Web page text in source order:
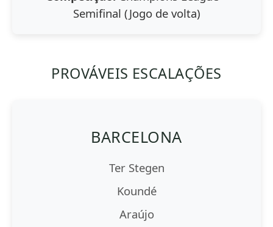
Semifinal (Jogo de volta)
PROVÁVEIS ESCALAÇÕES
BARCELONA
Ter Stegen
Koundé
Araújo